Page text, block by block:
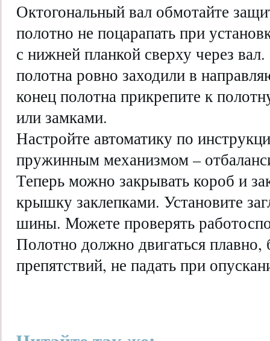
Октогональный вал обмотайте
полотно не поцарапать при
с нижней планкой сверху через
полотна ровно заходили в
конец полотна прикрепите к
или замками.
Настройте автоматику по
пружинным механизмом –
Теперь можно закрывать короб и
крышку заклепками. Установите
шины. Можете проверять
Полотно должно двигаться плавно,
препятствий, не падать при